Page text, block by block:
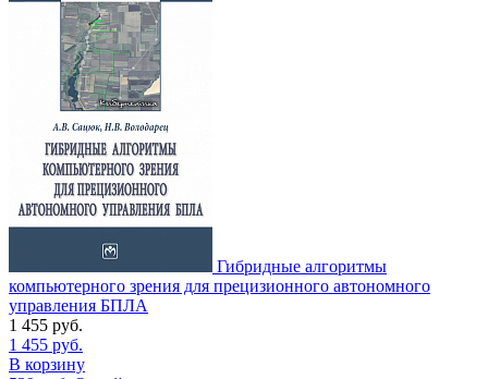
Гибридные алгоритмы
компьютерного зрения для прецизионного автономного
управления БПЛА
1 455 руб.
1 455 руб.
В корзину